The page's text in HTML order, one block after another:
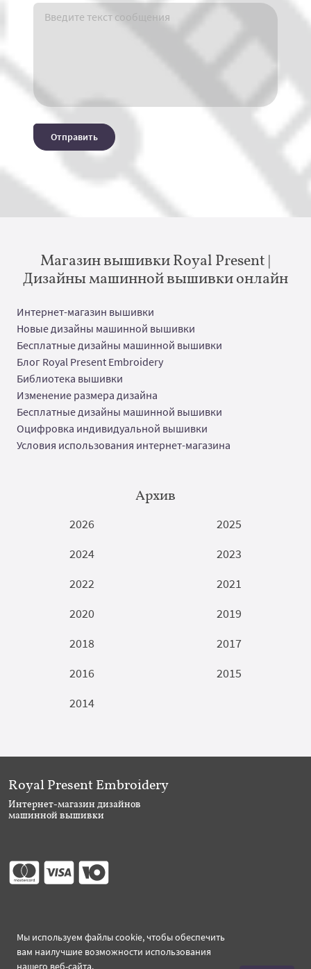
Отправить
Магазин вышивки Royal Present |
Дизайны машинной вышивки онлайн
Интернет-магазин вышивки
Новые дизайны машинной вышивки
Бесплатные дизайны машинной вышивки
Блог Royal Present Embroidery
Библиотека вышивки
Изменение размера дизайна
Бесплатные дизайны машинной вышивки
Оцифровка индивидуальной вышивки
Условия использования интернет-магазина
Архив
2026
2025
2024
2023
2022
2021
2020
2019
2018
2017
2016
2015
2014
Мы используем файлы cookie, чтобы обеспечить
вам наилучшие возможности использования
нашего веб-сайта.
Royal Present Embroidery
Интернет-магазин дизайнов
машинной вышивки